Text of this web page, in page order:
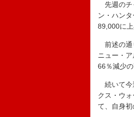
先週のチ
ン・ハン
89,000に上
前述の通
ニュー・
66％減少
続いて今
クス・ウ
て、自身初